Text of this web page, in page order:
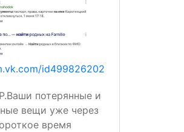
id499826202
потерянные и
вещи уже через
время